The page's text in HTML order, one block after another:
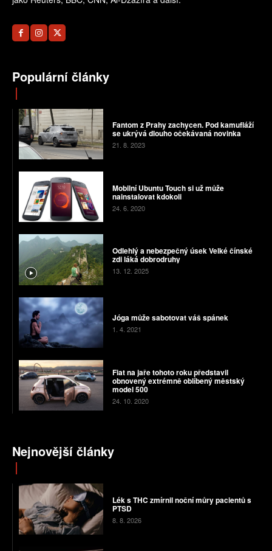
Populární články
Fantom z Prahy zachycen. Pod kamufláží
se ukrývá dlouho očekávaná novinka
21. 8. 2023
Mobilní Ubuntu Touch si už může
nainstalovat kdokoli
24. 6. 2020
Odlehlý a nebezpečný úsek Velké čínské
zdi láká dobrodruhy
13. 12. 2025
Jóga může sabotovat váš spánek
1. 4. 2021
Fiat na jaře tohoto roku představil
obnovený extrémně oblíbený městský
model 500
24. 10. 2020
Nejnovější články
Lék s THC zmírnil noční můry pacientů s
PTSD
8. 8. 2026